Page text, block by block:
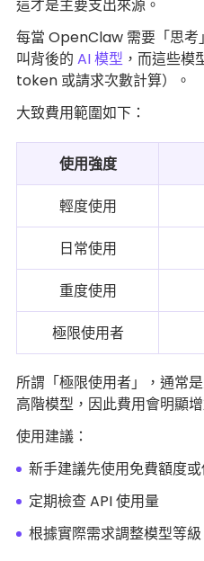
這才是主要支出來源。
每當 OpenClaw 需要「思考
叫背後的 AI 模型 ，而這些模
token 或請求次數計算）。
大致費用範圍如下：
使用強度
輕度使用
日常使用
重度使用
極限使用者
所謂「極限使用者」，通常
高階模型，因此費用會明顯增
使用建議：
新手建議先使用免費額度
定期檢查 API 使用量
根據實際需求調整模型等級